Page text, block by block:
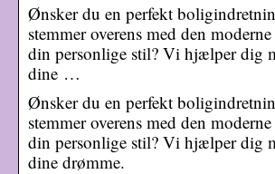
Ønsker du en perfekt
stemmer overens med den
din personlige stil? Vi hjælper dig
dine …
Ønsker du en perfekt
stemmer overens med den
din personlige stil? Vi hjælper dig
dine drømme.